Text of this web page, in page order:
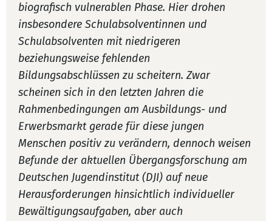
biografisch vulnerablen Phase. Hier drohen
insbesondere Schulabsolventinnen und
Schulabsolventen mit niedrigeren
beziehungsweise fehlenden
Bildungsabschlüssen zu scheitern. Zwar
scheinen sich in den letzten Jahren die
Rahmenbedingungen am Ausbildungs- und
Erwerbsmarkt gerade für diese jungen
Menschen positiv zu verändern, dennoch weisen
Befunde der aktuellen Übergangsforschung am
Deutschen Jugendinstitut (DJI) auf neue
Herausforderungen hinsichtlich individueller
Bewältigungsaufgaben, aber auch